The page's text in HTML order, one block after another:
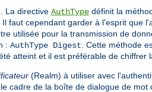
La directive AuthType définit la
. Il faut cependant garder à l'esprit que
utilisée pour la transmission de
: AuthType Digest . Cette méthode
atteint et il est préférable de chiffrer
(Realm) à utiliser avec
cadre de la boîte de dialogue de